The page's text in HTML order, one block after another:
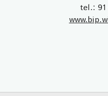
tel.: 91